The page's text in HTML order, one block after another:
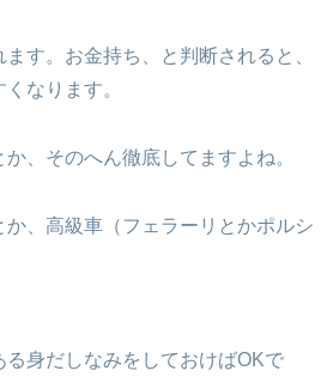
す。お金持ち、と判断されると、
なります。
、そのへん徹底してますよね。
、高級車（フェラーリとかポルシ
る身だしなみをしておけばOKで